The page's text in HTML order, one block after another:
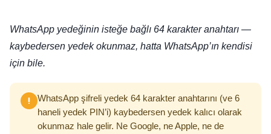
WhatsApp yedeğinin isteğe bağlı 64 karakter anahtarı —
kaybedersen yedek okunmaz, hatta WhatsApp’ın kendisi
için bile.
WhatsApp şifreli yedek 64 karakter anahtarını (ve 6
haneli yedek PIN’i) kaybedersen yedek kalıcı olarak
okunmaz hale gelir. Ne Google, ne Apple, ne de